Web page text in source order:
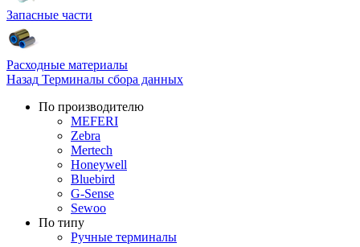
Запасные части
Расходные материалы
Назад Терминалы сбора данных
По производителю
MEFERI
Zebra
Mertech
Honeywell
Bluebird
G-Sense
Sewoo
По типу
Ручные терминалы